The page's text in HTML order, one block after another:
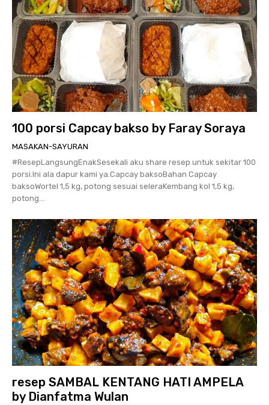
100 porsi Capcay bakso by Faray Soraya
MASAKAN-SAYURAN
#ResepLangsungEnakSesekali aku share resep untuk sekitar 100
porsi.Ini ala dapur kami ya.Capcay baksoBahan Capcay
baksoWortel 1,5 kg, potong sesuai seleraKembang kol 1,5 kg,
potong...
resep SAMBAL KENTANG HATI AMPELA
by Dianfatma Wulan